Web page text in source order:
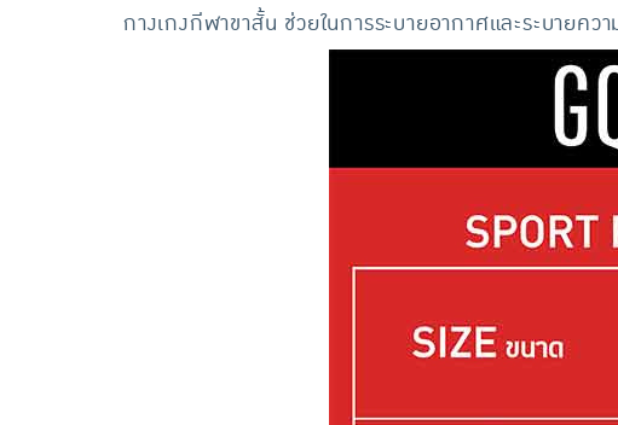
กางเกงกีฬาขาสั้น ช่วยในการระบายอากาศและระบายค